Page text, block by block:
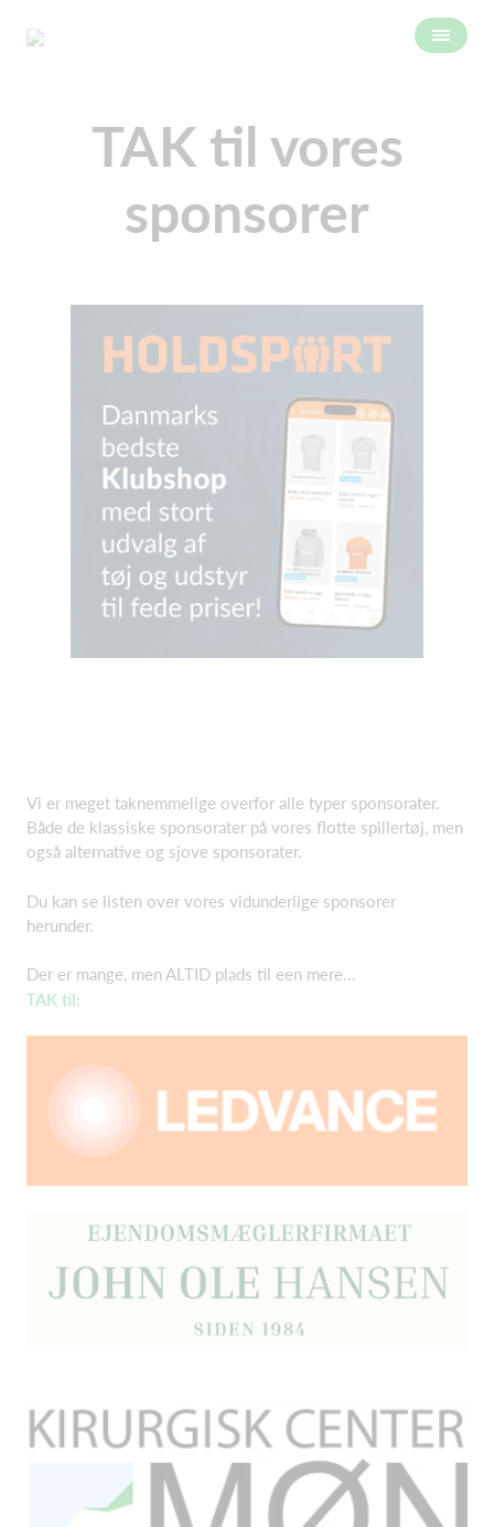
TAK til vores
sponsorer
Vi er meget taknemmelige overfor alle typer sponsorater.
Både de klassiske sponsorater på vores flotte spillertøj, men
også alternative og sjove sponsorater.
Du kan se listen over vores vidunderlige sponsorer
herunder.
Der er mange, men ALTID plads til een mere...
TAK til: